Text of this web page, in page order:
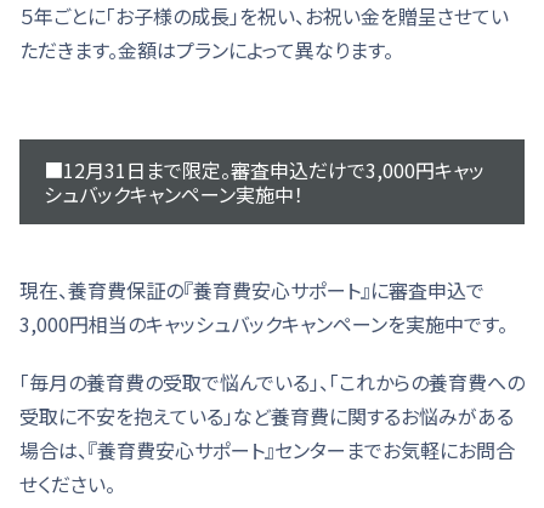
５年ごとに「お子様の成長」を祝い、お祝い金を贈呈させてい
ただきます。金額はプランによって異なります。
■12月31日まで限定。審査申込だけで3,000円キャッ
シュバックキャンペーン実施中！
現在、養育費保証の『養育費安心サポート』に審査申込で
3,000円相当のキャッシュバックキャンペーンを実施中です。
「毎月の養育費の受取で悩んでいる」、「これからの養育費への
受取に不安を抱えている」など養育費に関するお悩みがある
場合は、『養育費安心サポート』センターまでお気軽にお問合
せください。